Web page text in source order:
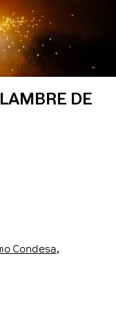
DE
Condesa,